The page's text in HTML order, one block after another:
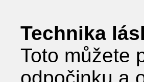
Technika
Toto můžete
odpočinku a